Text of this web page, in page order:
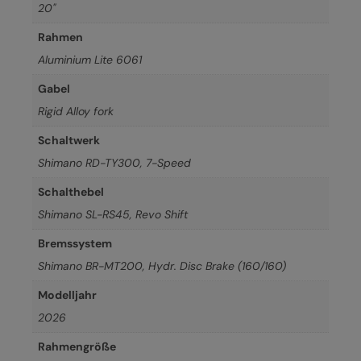
20"
Rahmen
Aluminium Lite 6061
Gabel
Rigid Alloy fork
Schaltwerk
Shimano RD-TY300, 7-Speed
Schalthebel
Shimano SL-RS45, Revo Shift
Bremssystem
Shimano BR-MT200, Hydr. Disc Brake (160/160)
Modelljahr
2026
Rahmengröße